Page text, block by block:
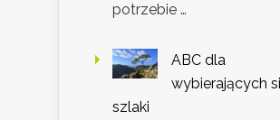
potrzebie …
ABC dla
wybierających
szlaki